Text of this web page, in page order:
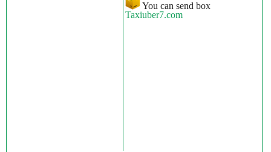
You can send box
Taxiuber7.com